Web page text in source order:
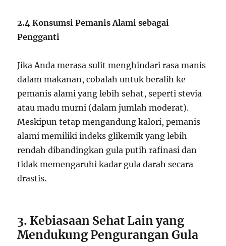
2.4 Konsumsi Pemanis Alami sebagai
Pengganti
Jika Anda merasa sulit menghindari rasa manis
dalam makanan, cobalah untuk beralih ke
pemanis alami yang lebih sehat, seperti stevia
atau madu murni (dalam jumlah moderat).
Meskipun tetap mengandung kalori, pemanis
alami memiliki indeks glikemik yang lebih
rendah dibandingkan gula putih rafinasi dan
tidak memengaruhi kadar gula darah secara
drastis.
3. Kebiasaan Sehat Lain yang
Mendukung Pengurangan Gula